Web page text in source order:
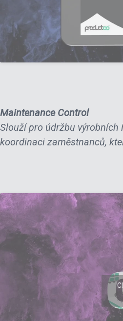
Maintenance Control
Slouží pro údržbu
koordinaci zaměstnanců,